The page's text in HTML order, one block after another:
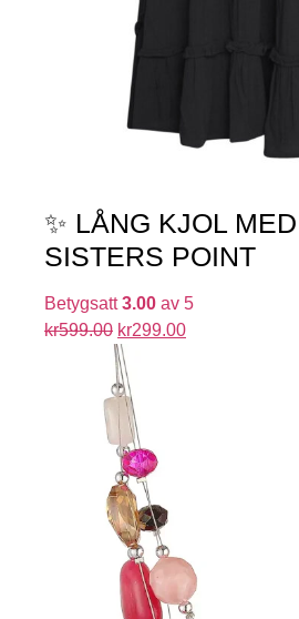
✨ LÅNG KJOL
SISTERS POINT
Betygsatt3.00 av 5
kr599.00 kr299.00